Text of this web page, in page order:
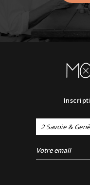
2 Savoie &